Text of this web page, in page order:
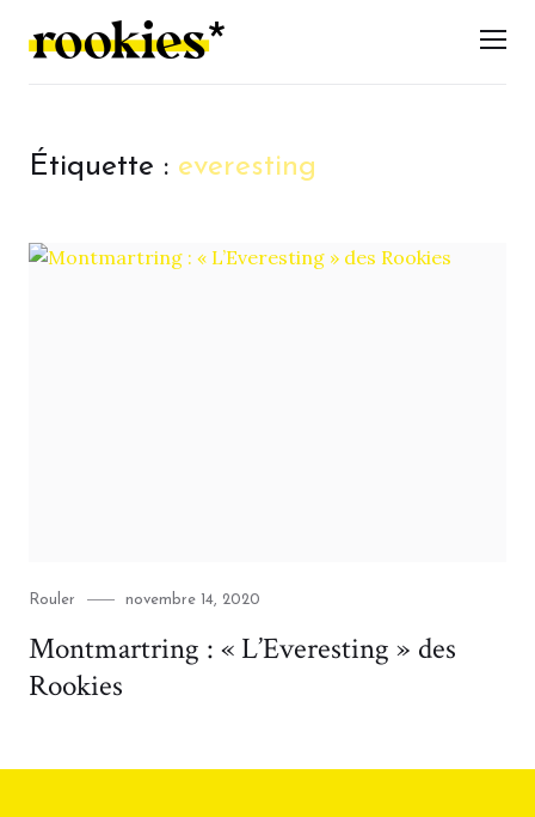
LES ROOKIES
Étiquette : everesting
Category
Rouler
Posted
novembre 14, 2020
Montmartring : « L’Everesting » des
Rookies